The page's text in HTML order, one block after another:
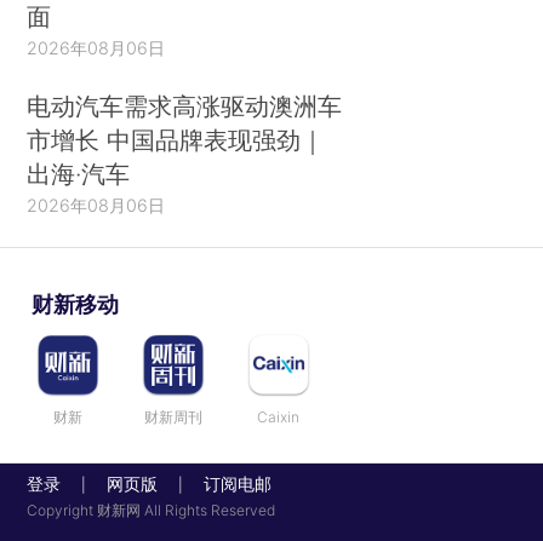
面
2026年08月06日
电动汽车需求高涨驱动澳洲车
市增长 中国品牌表现强劲｜
出海·汽车
2026年08月06日
财新移动
财新 财新周刊 Caixin
登录 网页版 订阅电邮
Copyright 财新网 All Rights Reserved